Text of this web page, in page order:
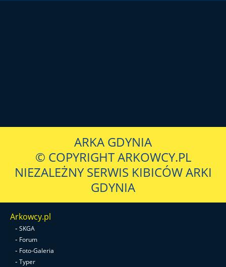
ARKA GDYNIA
© COPYRIGHT ARKOWCY.PL
NIEZALEŻNY SERWIS KIBICÓW ARKI
GDYNIA
Arkowcy.pl
- SKGA
- Forum
- Foto-Galeria
- Typer